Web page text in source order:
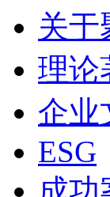
关于
理论
企业
ESG